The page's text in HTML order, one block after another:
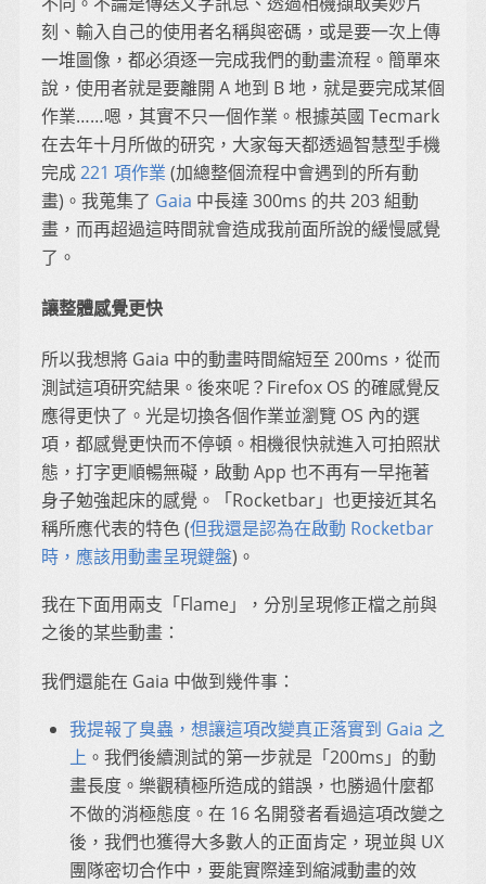
刻、輸入自己的使用者名稱與密碼，或是要一次上傳
一堆圖像，都必須逐一完成我們的動畫流程。簡單來
說，使用者就是要離開 A 地到 B 地，就是要完成某個
作業……嗯，其實不只一個作業。根據英國 Tecmark
在去年十月所做的研究，大家每天都透過智慧型手機
完成221 項作業 (加總整個流程中會遇到的所有動
畫)。我蒐集了 Gaia 中長達 300ms 的共 203 組動
畫，而再超過這時間就會造成我前面所說的緩慢感覺
了。
讓整體感覺更快
所以我想將 Gaia 中的動畫時間縮短至 200ms，從而
測試這項研究結果。後來呢？Firefox OS 的確感覺反
應得更快了。光是切換各個作業並瀏覽 OS 內的選
項，都感覺更快而不停頓。相機很快就進入可拍照狀
態，打字更順暢無礙，啟動 App 也不再有一早拖著
身子勉強起床的感覺。「Rocketbar」也更接近其名
稱所應代表的特色 (但我還是認為在啟動 Rocketbar
時，應該用動畫呈現鍵盤)。
我在下面用兩支「Flame」，分別呈現修正檔之前與
之後的某些動畫：
我們還能在 Gaia 中做到幾件事：
我提報了臭蟲，想讓這項改變真正落實到 Gaia 之
上 。我們後續測試的第一步就是「200ms」的動
畫長度。樂觀積極所造成的錯誤，也勝過什麼都
不做的消極態度。在 16 名開發者看過這項改變之
後，我們也獲得大多數人的正面肯定，現並與 UX
團隊密切合作中，要能實際達到縮減動畫的效